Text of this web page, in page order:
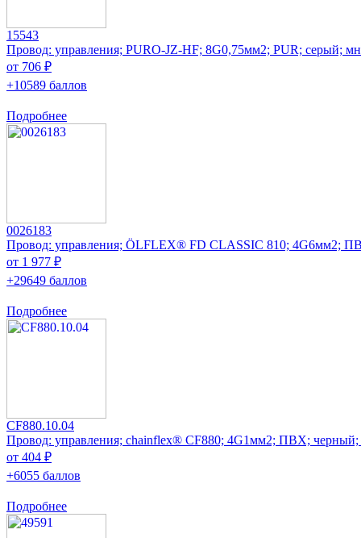
15543
Провод: управления; PURO-JZ-HF; 8G0,75мм2; PUR; серый;
от 706 ₽
+10589 баллов
Подробнее
0026183
Провод: управления; ÖLFLEX® FD CLASSIC 810; 4G6мм2;
от 1 977 ₽
+29649 баллов
Подробнее
CF880.10.04
Провод: управления; chainflex® CF880; 4G1мм2; ПВХ;
от 404 ₽
+6055 баллов
Подробнее